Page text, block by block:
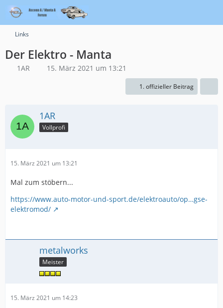
Links
Der Elektro - Manta
1AR 15. März 2021 um 13:21
1. offizieller Beitrag
1AR
Vollprofi
15. März 2021 um 13:21
Mal zum stöbern...
https://www.auto-motor-und-sport.de/elektroauto/op…gse-
elektromod/
metalworks
Meister
15. März 2021 um 14:23